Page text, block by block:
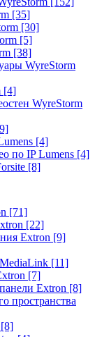
[35]
[30]
[5]
[38]
WyreStorm
[4]
WyreStorm
[4]
по IP Lumens [4]
[8]
[71]
[22]
Extron [9]
[11]
[7]
Extron [8]
пространства
[8]